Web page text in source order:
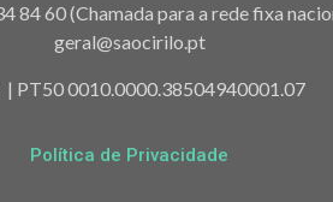
84 60 (Chamada para a rede fixa
geral@saocirilo.pt
| PT50 0010.0000.38504940001.07
Política de Privacidade